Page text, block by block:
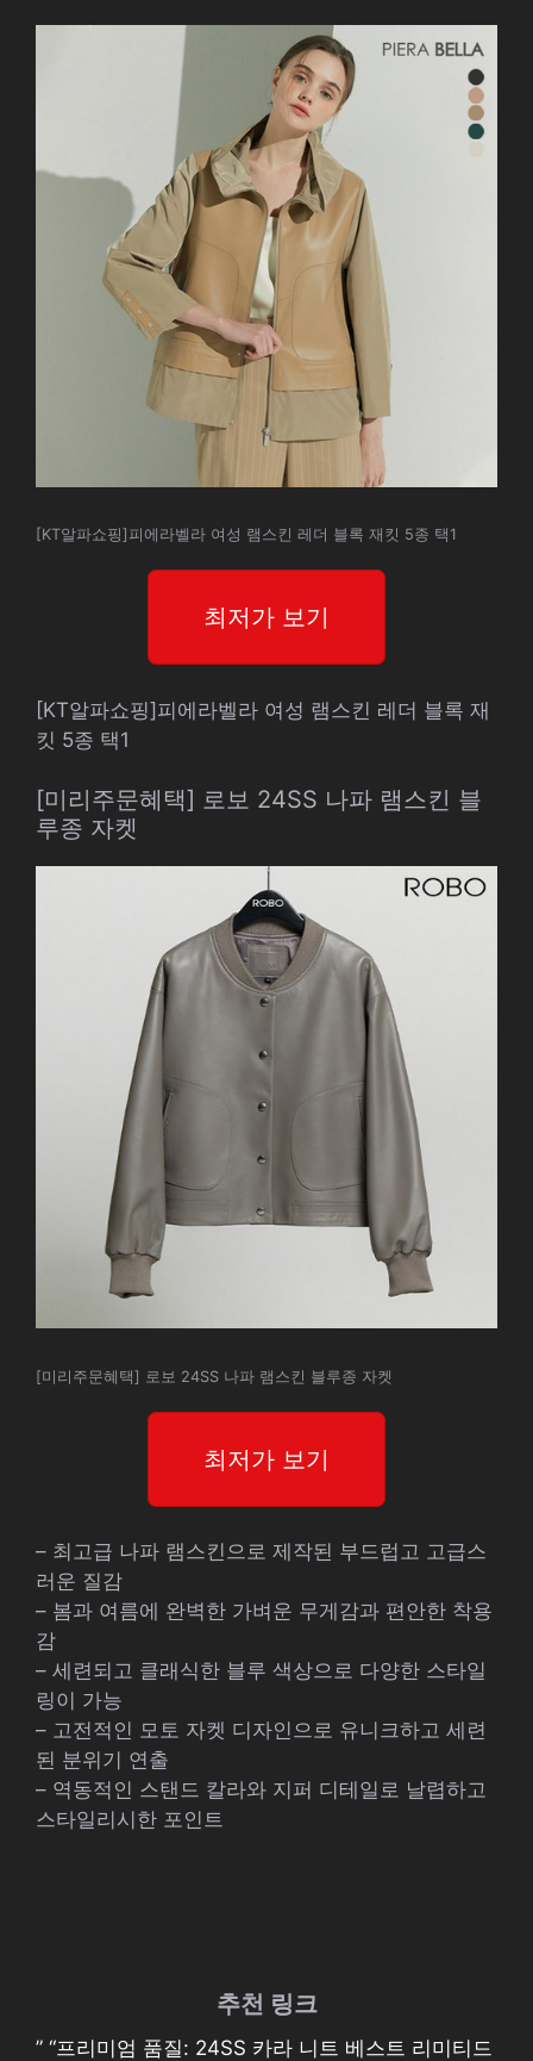
[KT알파쇼핑]피에라벨라 여성 램스킨 레더 블록 재킷 5종 택1
최저가 보기
[KT알파쇼핑]피에라벨라 여성 램스킨 레더 블록 재
킷 5종 택1
[미리주문혜택] 로보 24SS 나파 램스킨 블
루종 자켓
[미리주문혜택] 로보 24SS 나파 램스킨 블루종 자켓
최저가 보기
– 최고급 나파 램스킨으로 제작된 부드럽고 고급스
러운 질감
– 봄과 여름에 완벽한 가벼운 무게감과 편안한 착용
감
– 세련되고 클래식한 블루 색상으로 다양한 스타일
링이 가능
– 고전적인 모토 자켓 디자인으로 유니크하고 세련
된 분위기 연출
– 역동적인 스탠드 칼라와 지퍼 디테일로 날렵하고
스타일리시한 포인트
추천 링크
” “프리미엄 품질: 24SS 카라 니트 베스트 리미티드